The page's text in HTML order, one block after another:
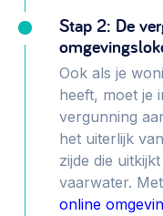
Stap 2: De
Ook als je
heeft, moet je
vergunning
het uiterlijk
zijde die
vaarwater.
online